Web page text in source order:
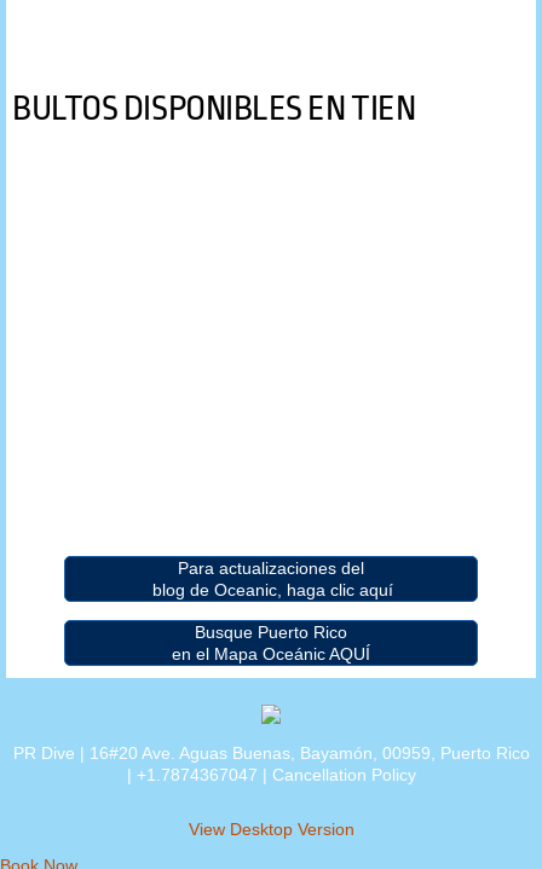
BULTOS DISPONIBLES EN TIEN
Para actualizaciones del
blog de Oceanic, haga clic aquí
Busque Puerto Rico
en el Mapa Oceánic AQUÍ
PR Dive | 16#20 Ave. Aguas Buenas, Bayamón, 00959, Puerto Rico
| +1.7874367047 | Cancellation Policy
View Desktop Version